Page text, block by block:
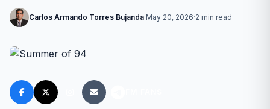
Carlos Armando Torres Bujanda·May 20, 2026·2 min read